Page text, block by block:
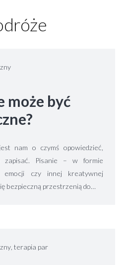
może być
nam o czymś opowiedzieć,
Pisanie – w formie
emocji czy innej kreatywnej
bezpieczną przestrzenią do…
, terapia par